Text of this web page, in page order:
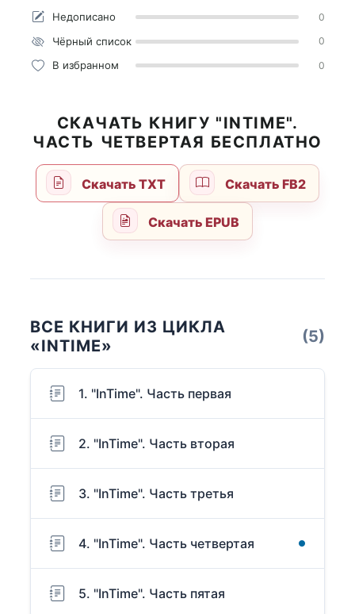
Недописано 0
Чёрный список 0
В избранном 0
СКАЧАТЬ КНИГУ "INTIME".
ЧАСТЬ ЧЕТВЕРТАЯ БЕСПЛАТНО
Скачать TXT Скачать FB2
Скачать EPUB
ВСЕ КНИГИ ИЗ ЦИКЛА
«INTIME»
(5)
1. "InTime". Часть первая
2. "InTime". Часть вторая
3. "InTime". Часть третья
4. "InTime". Часть четвертая
5. "InTime". Часть пятая